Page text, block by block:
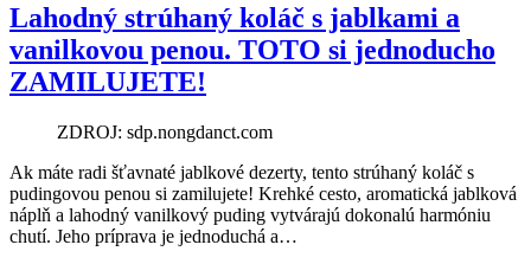
Lahodný strúhaný koláč s jablkami a
vanilkovou penou. TOTO si jednoducho
ZAMILUJETE!
ZDROJ: sdp.nongdanct.com
Ak máte radi šťavnaté jablkové dezerty, tento strúhaný koláč s
pudingovou penou si zamilujete! Krehké cesto, aromatická jablková
náplň a lahodný vanilkový puding vytvárajú dokonalú harmóniu
chutí. Jeho príprava je jednoduchá a…